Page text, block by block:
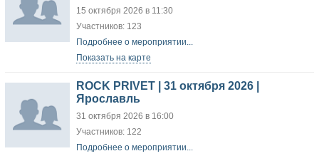
15 октября 2026 в 11:30
Участников: 123
Подробнее о мероприятии...
Показать на карте
ROCK PRIVET | 31 октября 2026 |
Ярославль
31 октября 2026 в 16:00
Участников: 122
Подробнее о мероприятии...